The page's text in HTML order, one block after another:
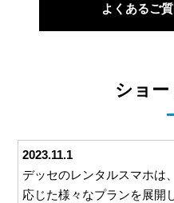
よくあるご
ショ
2023.11.1
デッセのレンタルスマホは
応じた様々なプランを展開